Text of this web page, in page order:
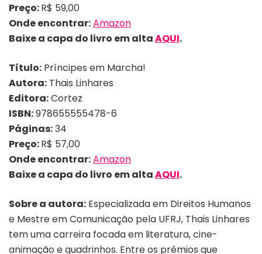
Preço:R$ 59,00
Onde encontrar:Amazon
Baixe a capa do livro em altaAQUI.
Título: Príncipes em Marcha!
Autora: Thais Linhares
Editora:Cortez
ISBN:978655555478-6
Páginas:34
Preço:R$ 57,00
Onde encontrar:Amazon
Baixe a capa do livro em altaAQUI.
Sobre a autora: Especializada em Direitos Humanos
e Mestre em Comunicação pela UFRJ, Thais Linhares
tem uma carreira focada em literatura, cine-
animação e quadrinhos. Entre os prêmios que